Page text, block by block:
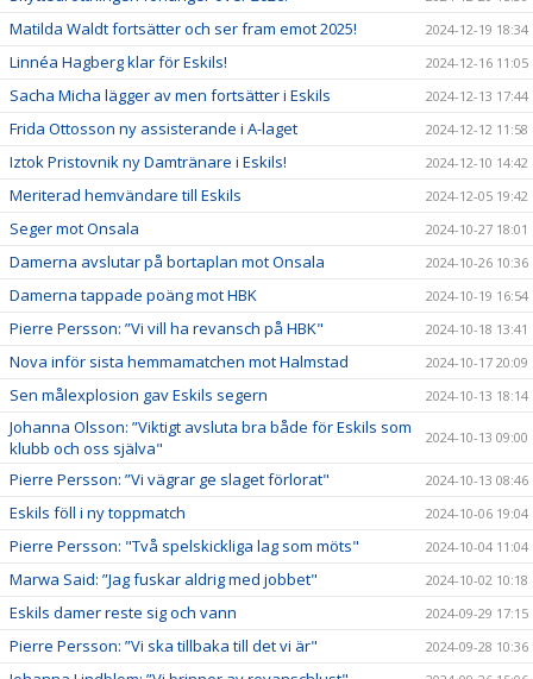
Matilda Waldt fortsätter och ser fram emot 2025! 2024-12-19 18:34
Linnéa Hagberg klar för Eskils! 2024-12-16 11:05
Sacha Micha lägger av men fortsätter i Eskils 2024-12-13 17:44
Frida Ottosson ny assisterande i A-laget 2024-12-12 11:58
Iztok Pristovnik ny Damtränare i Eskils! 2024-12-10 14:42
Meriterad hemvändare till Eskils 2024-12-05 19:42
Seger mot Onsala 2024-10-27 18:01
Damerna avslutar på bortaplan mot Onsala 2024-10-26 10:36
Damerna tappade poäng mot HBK 2024-10-19 16:54
Pierre Persson: ”Vi vill ha revansch på HBK" 2024-10-18 13:41
Nova inför sista hemmamatchen mot Halmstad 2024-10-17 20:09
Sen målexplosion gav Eskils segern 2024-10-13 18:14
Johanna Olsson: ”Viktigt avsluta bra både för Eskils som
klubb och oss själva"
2024-10-13 09:00
Pierre Persson: ”Vi vägrar ge slaget förlorat" 2024-10-13 08:46
Eskils föll i ny toppmatch 2024-10-06 19:04
Pierre Persson: "Två spelskickliga lag som möts" 2024-10-04 11:04
Marwa Said: ”Jag fuskar aldrig med jobbet" 2024-10-02 10:18
Eskils damer reste sig och vann 2024-09-29 17:15
Pierre Persson: ”Vi ska tillbaka till det vi är" 2024-09-28 10:36